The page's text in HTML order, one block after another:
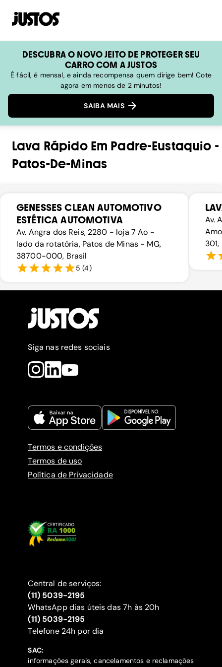
DESCUBRA O NOVO JEITO DE PROTEGER SEU
CARRO COM A JUSTOS
É fácil, é mensal, e ainda recompensa quem dirige bem! Cote
agora em menos de 2 minutos!
SAIBA MAIS
Lava RápidoEm Padre-Eustaquio -
Patos-De-Minas
GENESSES CLEAN AUTOMOTIVO
ESTÉTICA AUTOMOTIVA
Av. Angra dos Reis, 2280 - loja 7 Ao -
lado da rotatória, Patos de Minas - MG,
38700-000, Brasil
5 (4)
Av.
Siga nas redes sociais
Termos e condições
Termos de uso
Política de Privacidade
Central de serviços:
(11) 5039-2195
WhatsApp dias úteis das 7h às 20h
(11) 5039-2195
‍Telefone 24h por dia
SAC:
informações gerais, cancelamentos e reclamações